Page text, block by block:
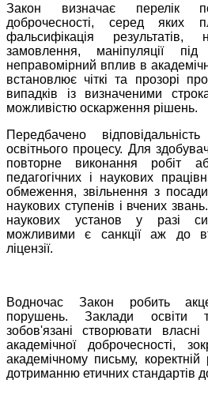
Закон визначає перелік
доброчесності, серед яких
фальсифікація
замовлення, маніпуляції
неправомірний вплив в
встановлює чіткі та прозорі
випадків із визначеними
можливістю оскарження рішень.
Передбачено
освітнього процесу. Для
повторне виконання робіт
педагогічних і наукових
обмеження, звільнення з
наукових ступенів і вчених
наукових установ у разі
можливими є санкції аж до
ліцензії.
Водночас Закон робить
порушень. Заклади освіти
зобов'язані створювати
академічної доброчесності,
академічному письму,
дотриманню етичних стандартів